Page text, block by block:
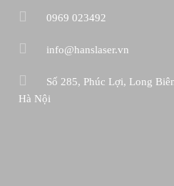
0969 023492
info@hanslaser.vn
Số 285, Phúc Lợi, Long
Hà Nội